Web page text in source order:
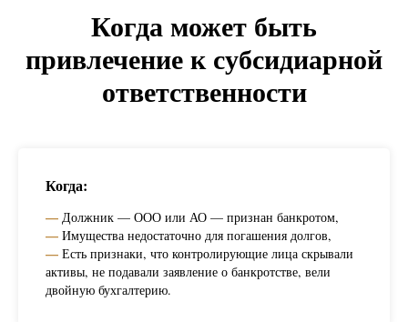
Когда может быть
привлечение к субсидиарной
ответственности
Когда:
— Должник — ООО или АО — признан банкротом,
— Имущества недостаточно для погашения долгов,
— Есть признаки, что контролирующие лица скрывали
активы, не подавали заявление о банкротстве, вели
двойную бухгалтерию.